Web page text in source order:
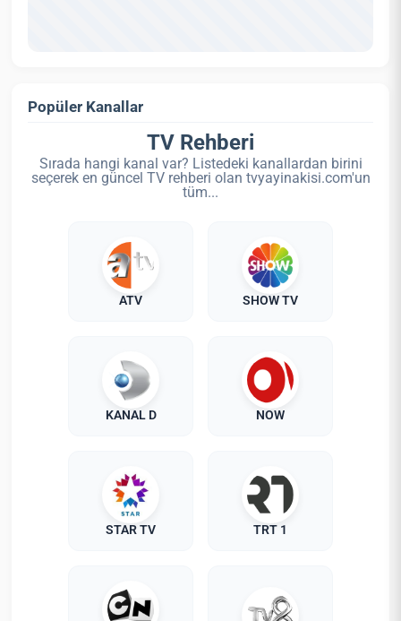
Popüler Kanallar
TV Rehberi
Sırada hangi kanal var? Listedeki kanallardan birini
seçerek en güncel TV rehberi olan tvyayinakisi.com'un
tüm...
ATV SHOW TV
KANAL D NOW
STAR TV TRT 1